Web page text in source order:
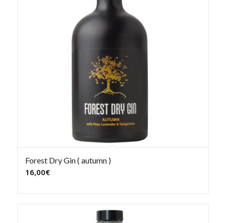
Forest Dry Gin ( autumn )
16,00€